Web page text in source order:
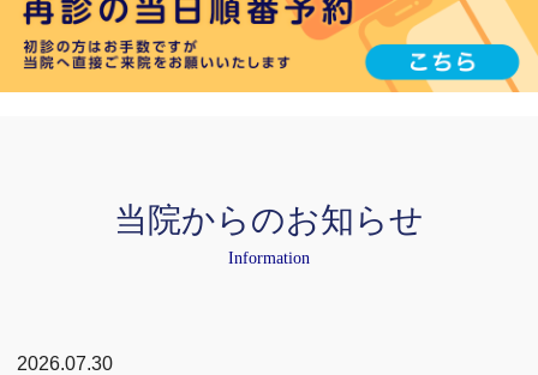
当院からのお知らせ
Information
2026.07.30